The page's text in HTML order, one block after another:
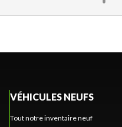
VÉHICULES NEUFS
Tout notre inventaire neuf